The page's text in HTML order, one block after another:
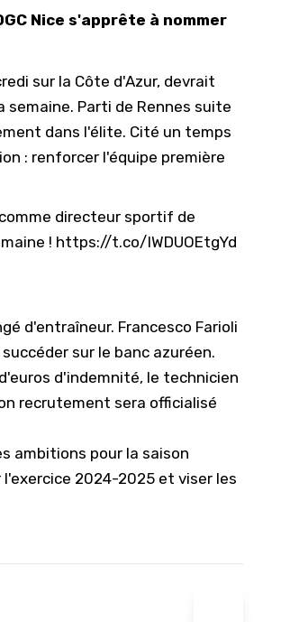
Nice s'apprête à nommer
sur la Côte d'Azur, devrait
semaine. Parti de Rennes suite
dans l'élite. Cité un temps
: renforcer l'équipe première
directeur sportif de
! https://t.co/IWDUOEtgYd
d'entraîneur. Francesco Farioli
sur le banc azuréen.
d'indemnité, le technicien
recrutement sera officialisé
ambitions pour la saison
2024-2025 et viser les